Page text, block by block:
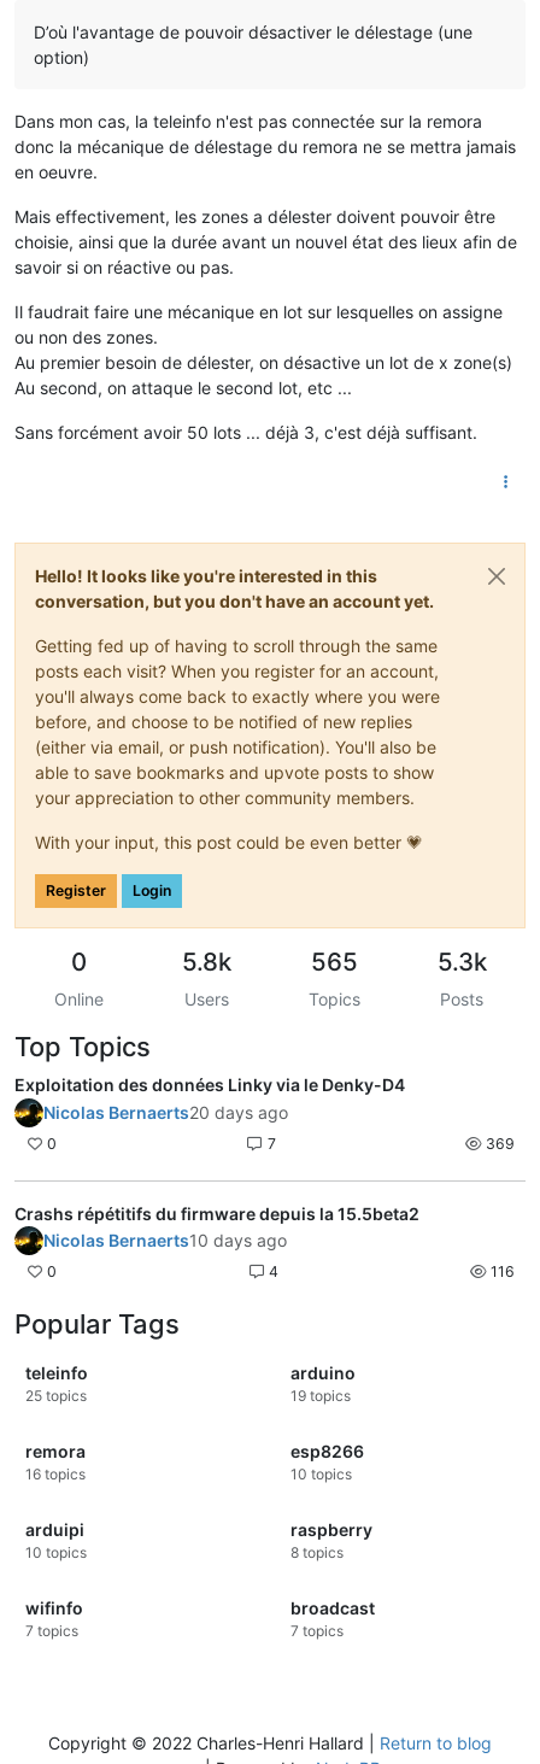
D’où l'avantage de pouvoir désactiver le délestage (une
option)
Dans mon cas, la teleinfo n'est pas connectée sur la remora
donc la mécanique de délestage du remora ne se mettra jamais
en oeuvre.
Mais effectivement, les zones a délester doivent pouvoir être
choisie, ainsi que la durée avant un nouvel état des lieux afin de
savoir si on réactive ou pas.
Il faudrait faire une mécanique en lot sur lesquelles on assigne
ou non des zones.
Au premier besoin de délester, on désactive un lot de x zone(s)
Au second, on attaque le second lot, etc ...
Sans forcément avoir 50 lots ... déjà 3, c'est déjà suffisant.
Hello! It looks like you're interested in this
conversation, but you don't have an account yet.
Getting fed up of having to scroll through the same
posts each visit? When you register for an account,
you'll always come back to exactly where you were
before, and choose to be notified of new replies
(either via email, or push notification). You'll also be
able to save bookmarks and upvote posts to show
your appreciation to other community members.
With your input, this post could be even better 💗
Register Login
0
Online
5.8k
Users
565
Topics
5.3k
Posts
Top Topics
Exploitation des données Linky via le Denky-D4
Nicolas Bernaerts20 days ago
0 7 369
Crashs répétitifs du firmware depuis la 15.5beta2
Nicolas Bernaerts10 days ago
0 4 116
Popular Tags
teleinfo
25 topics
arduino
19 topics
remora
16 topics
esp8266
10 topics
arduipi
10 topics
raspberry
8 topics
wifinfo
7 topics
broadcast
7 topics
Copyright © 2022 Charles-Henri Hallard | Return to blog